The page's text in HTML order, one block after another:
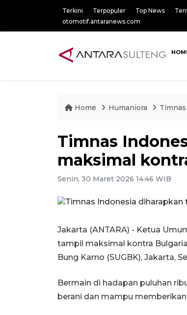
Terkini Terpopuler Top News
otomotif.antaranews.com
Home Humaniora
Timnas
maksimal
Senin, 30 Maret 2026 14:46 WIB
Jakarta (ANTARA) - Ketua
tampil maksimal kontra
Bung Karno (SUGBK), Jakarta,
Bermain di hadapan puluhan
berani dan mampu